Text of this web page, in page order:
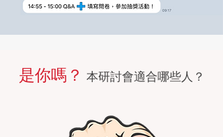
​是你嗎？ 本研討會適合哪些人？